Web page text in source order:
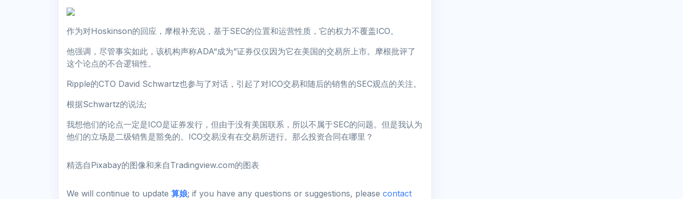
作为对Hoskinson的回应，摩根补充说，基于SEC的位置和运营性质，它的权力不覆盖ICO。
他强调，尽管事实如此，该机构声称ADA“成为”证券仅仅因为它在美国的交易所上市。摩根批评了
这个论点的不合逻辑性。
Ripple的CTO David Schwartz也参与了对话，引起了对ICO交易和随后的销售的SEC观点的关注。
根据Schwartz的说法;
我想他们的论点一定是ICO是证券发行，但由于没有美国联系，所以不属于SEC的问题。但是我认为
他们的立场是二级销售是豁免的。ICO交易没有在交易所进行。那么投资合同在哪里？
精选自Pixabay的图像和来自Tradingview.com的图表
We will continue to update 算娘; if you have any questions or suggestions, please contact